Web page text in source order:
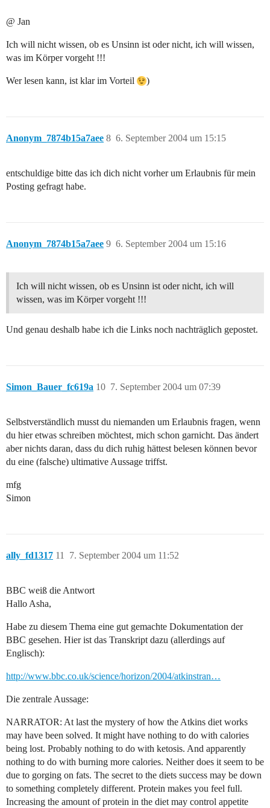
@ Jan
Ich will nicht wissen, ob es Unsinn ist oder nicht, ich will wissen,
was im Körper vorgeht !!!
Wer lesen kann, ist klar im Vorteil )
Anonym_7874b15a7aee 6. September 2004 um 15:15
8
entschuldige bitte das ich dich nicht vorher um Erlaubnis für mein
Posting gefragt habe.
Anonym_7874b15a7aee 6. September 2004 um 15:16
9
Ich will nicht wissen, ob es Unsinn ist oder nicht, ich will
wissen, was im Körper vorgeht !!!
Und genau deshalb habe ich die Links noch nachträglich gepostet.
Simon_Bauer_fc619a 7. September 2004 um 07:39
10
Selbstverständlich musst du niemanden um Erlaubnis fragen, wenn
du hier etwas schreiben möchtest, mich schon garnicht. Das ändert
aber nichts daran, dass du dich ruhig hättest belesen können bevor
du eine (falsche) ultimative Aussage triffst.
mfg
Simon
ally_fd1317 7. September 2004 um 11:52
11
BBC weiß die Antwort
Hallo Asha,
Habe zu diesem Thema eine gut gemachte Dokumentation der
BBC gesehen. Hier ist das Transkript dazu (allerdings auf
Englisch):
http://www.bbc.co.uk/science/horizon/2004/atkinstran…
Die zentrale Aussage:
NARRATOR: At last the mystery of how the Atkins diet works
may have been solved. It might have nothing to do with calories
being lost. Probably nothing to do with ketosis. And apparently
nothing to do with burning more calories. Neither does it seem to be
due to gorging on fats. The secret to the diets success may be down
to something completely different. Protein makes you feel full.
Increasing the amount of protein in the diet may control appetite